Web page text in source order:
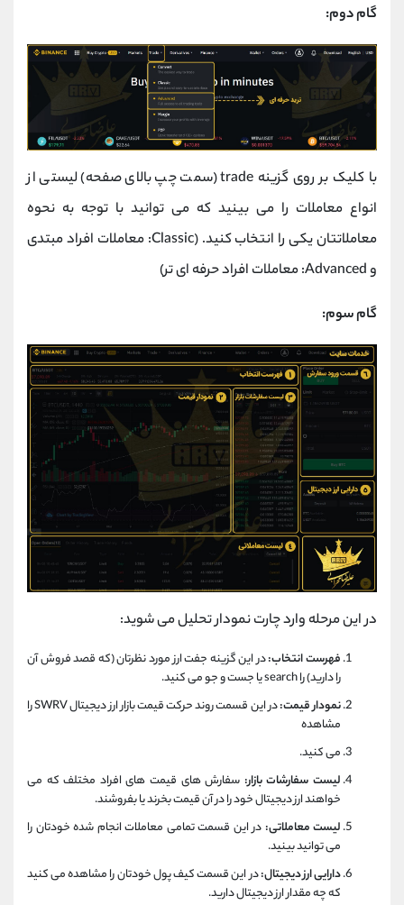
گام دوم:
با کلیک بر روی گزینه trade (سمت چپ بالای صفحه) لیستی از
انواع معاملات را می بینید که می توانید با توجه به نحوه
معاملاتتان یکی را انتخاب کنید. (Classic: معاملات افراد مبتدی
و Advanced: معاملات افراد حرفه ای تر)
گام سوم:
در این مرحله وارد چارت نمودار تحلیل می شوید:
فهرست انتخاب:در این گزینه جفت ارز مورد نظرتان (که قصد فروش آن
را دارید) را search یا جست و جو می کنید.
نمودار قیمت:
در این قسمت روند حرکت قیمت بازار ارز دیجیتال SWRV را
مشاهده
می کنید.
لیست سفارشات بازار: سفارش های قیمت های افراد مختلف که می
خواهند ارز دیجیتال خود را در آن قیمت بخرند یا بفروشند.
لیست معاملاتی: در این قسمت تمامی معاملات انجام شده خودتان را
می توانید بینید.
دارایی ارز دیجیتال:در این قسمت کیف پول خودتان را مشاهده می کنید
که چه مقدار ارز دیجیتال دارید.